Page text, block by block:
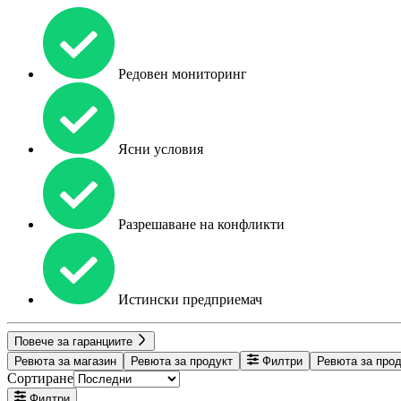
Редовен мониторинг
Ясни условия
Разрешаване на конфликти
Истински предприемач
Повече за гаранциите
Ревюта за магазин
Ревюта за продукт Филтри Ревюта за
Сортиране